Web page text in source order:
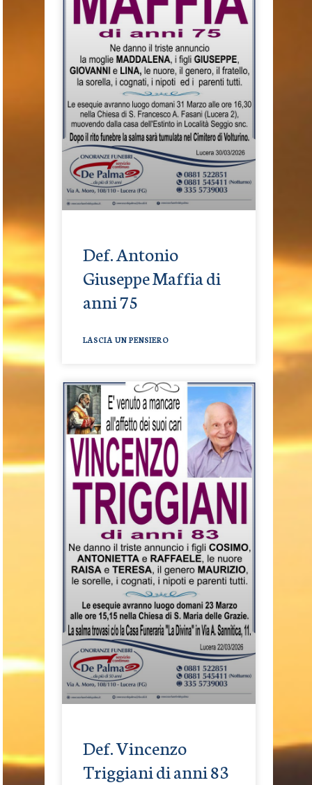
Def. Antonio
Giuseppe Maffia di
anni 75
LASCIA UN PENSIERO
Def. Vincenzo
Triggiani di anni 83